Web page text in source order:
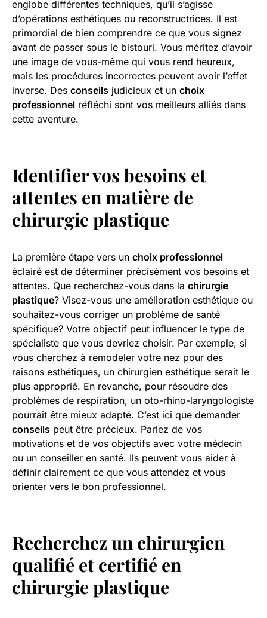
englobe différentes techniques, qu’il s’agisse
d’opérations esthétiques ou reconstructrices. Il est
primordial de bien comprendre ce que vous signez
avant de passer sous le bistouri. Vous méritez d’avoir
une image de vous-même qui vous rend heureux,
mais les procédures incorrectes peuvent avoir l’effet
inverse. Des conseils judicieux et un choix
professionnel réfléchi sont vos meilleurs alliés dans
cette aventure.
Identifier vos besoins et
attentes en matière de
chirurgie plastique
La première étape vers un choix professionnel
éclairé est de déterminer précisément vos besoins et
attentes. Que recherchez-vous dans la chirurgie
plastique? Visez-vous une amélioration esthétique ou
souhaitez-vous corriger un problème de santé
spécifique? Votre objectif peut influencer le type de
spécialiste que vous devriez choisir. Par exemple, si
vous cherchez à remodeler votre nez pour des
raisons esthétiques, un chirurgien esthétique serait le
plus approprié. En revanche, pour résoudre des
problèmes de respiration, un oto-rhino-laryngologiste
pourrait être mieux adapté. C’est ici que demander
conseils peut être précieux. Parlez de vos
motivations et de vos objectifs avec votre médecin
ou un conseiller en santé. Ils peuvent vous aider à
définir clairement ce que vous attendez et vous
orienter vers le bon professionnel.
Recherchez un chirurgien
qualifié et certifié en
chirurgie plastique